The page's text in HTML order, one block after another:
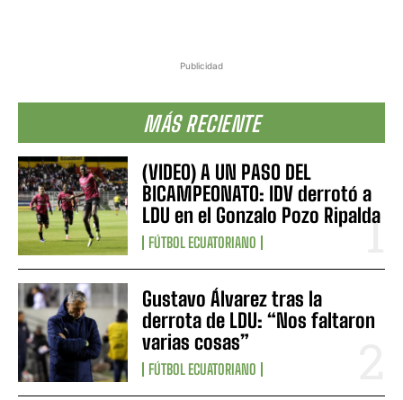
Publicidad
MÁS RECIENTE
(VIDEO) A UN PASO DEL
BICAMPEONATO: IDV derrotó a
LDU en el Gonzalo Pozo Ripalda
FÚTBOL ECUATORIANO
Gustavo Álvarez tras la
derrota de LDU: “Nos faltaron
varias cosas”
FÚTBOL ECUATORIANO